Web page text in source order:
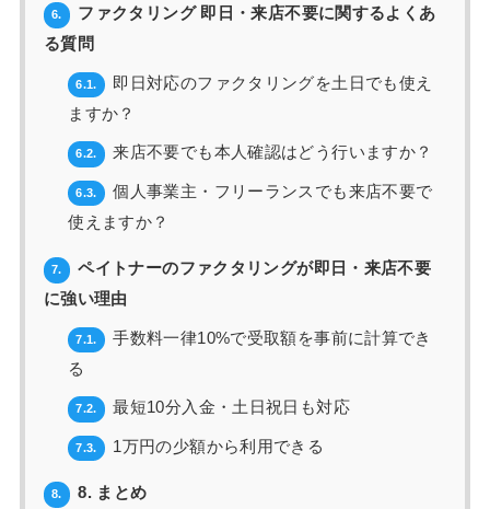
6.
ファクタリング 即日・来店不要に関するよくあ
る質問
6.1.
即日対応のファクタリングを土日でも使え
ますか？
6.2. 来店不要でも本人確認はどう行いますか？
6.3.
個人事業主・フリーランスでも来店不要で
使えますか？
7.
ペイトナーのファクタリングが即日・来店不要
に強い理由
7.1.
手数料一律10%で受取額を事前に計算でき
る
7.2. 最短10分入金・土日祝日も対応
7.3. 1万円の少額から利用できる
8. 8. まとめ